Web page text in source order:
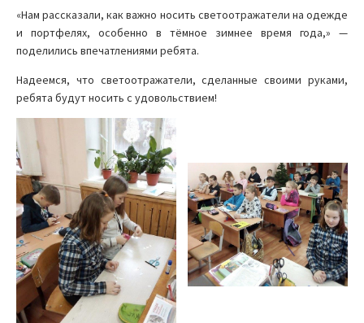
«Нам рассказали, как важно носить светоотражатели на одежде
и портфелях, особенно в тёмное зимнее время года,» —
поделились впечатлениями ребята.
Надеемся, что светоотражатели, сделанные своими руками,
ребята будут носить с удовольствием!